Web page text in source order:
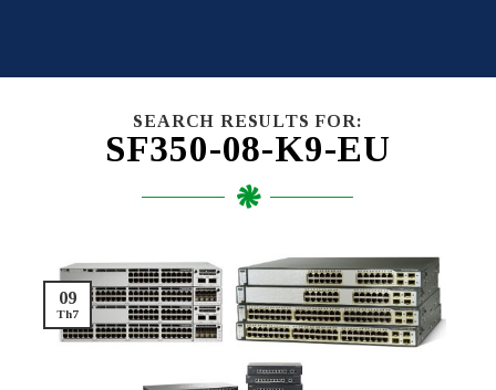
SEARCH RESULTS FOR:
SF350-08-K9-EU
09
Th7